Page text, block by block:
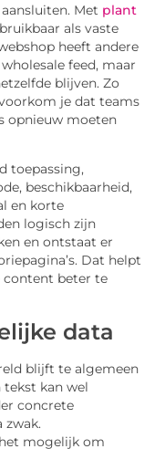
Met plant
als vaste
heeft andere
feed, maar
blijven. Zo
je dat teams
opnieuw moeten
toepassing,
beschikbaarheid,
en korte
logisch zijn
en ontstaat er
Dat helpt
content beter te
data
blijft te algemeen
tekst kan wel
concrete
zwak.
mogelijk om